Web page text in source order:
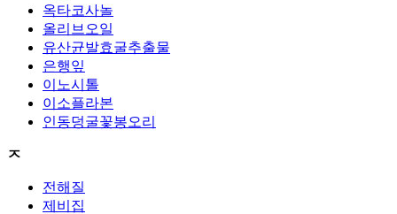
옥타코사놀
올리브오일
유산균발효굴추출물
은행잎
이노시톨
이소플라본
인동덩굴꽃봉오리
ㅈ
전해질
제비집